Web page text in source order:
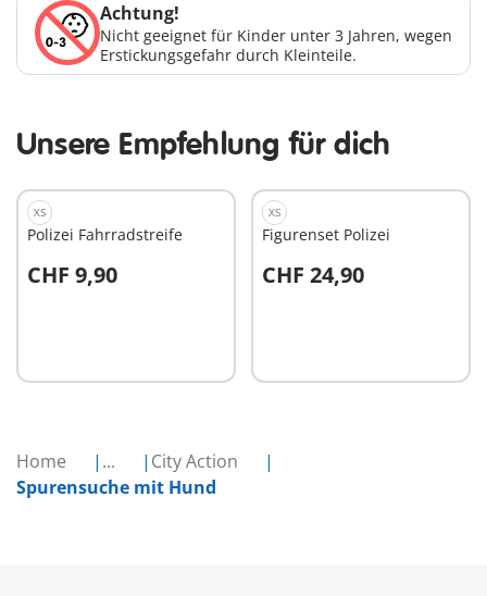
Home ...
City Action
Spurensuche mit Hund
Achtung!
Nicht geeignet für Kinder unter 3 Jahren, wegen
Erstickungsgefahr durch Kleinteile.
Unsere Empfehlung für dich
XS
Polizei Fahrradstreife
CHF 9,90
In den Warenkorb
XS
Figurenset Polizei
CHF 24,90
In den Warenkorb